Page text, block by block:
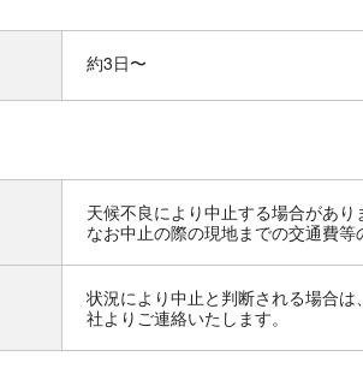
約3日〜
天候不良により中止する場合があり
なお中止の際の現地までの交通費等
状況により中止と判断される場合
社よりご連絡いたします。